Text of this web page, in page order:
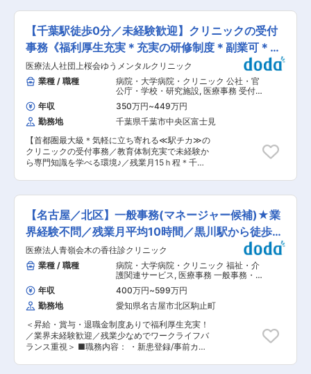
も連携して業務を進めていきます。 ■業務詳細：
・受付／会計業務 ・レセプト作成業務：電子カル
テ(ソフトマックス)から処置処方内容を取り込
み、それを元にレセプトを作成。ほかのスタッフ
とダブルチェック。 ・入院時のオリエンテーショ
ン：入院される患者さんへ、書類の案内や持ち物
の確認などを実施。 ■当法人について： 誠仁会
は1975年の設立以来、泌尿器科と透析医療を通し
て地域医療に貢献してきました。現在の誠仁会は
みはま病院（本院）と3つの分院よりなりますが
すべての施設が電子カルテで結ばれており、施設
間の情報共有により透析導入、通院による維持透
析および入院による合併症への対応が一貫して提
供できる体制になっています。 誠仁会設立当初か
らの理念は、「現時点で、自分たちができる最良
の医療を患者さんに提供し続けてゆく」であり、
ッフを育て、最新の医療技能を磨き、それをささ
える最新の機器を現場に導入し続けております。
また、高齢化も含め日々変わる患者さんの医療ニ
ーズに柔軟に対応、心に寄り添った医療提供をい
たします。 変更の範囲：会社の定める業務
【千葉駅徒歩0分／未経験歓迎】クリニックの受付
事務《福利厚生充実＊充実の研修制度＊副業可＊正
社員》
医療法人社団上桜会ゆうメンタルクリニック
業種 / 職種
病院・大学病院・クリニック 公社・官
公庁・学校・研究施設, 医療事務 受付
一般事務・アシスタント
年収 350万円~449万円
勤務地
千葉県千葉市中央区富士見
【首都圏最大級＊気軽に立ち寄れる≪駅チカ≫の
クリニックの受付事務／教育体制充実で未経験か
ら専門知識を学べる環境♪／残業月15ｈ程＊千葉
をお任せ致します。 ■具体的な仕事内容： ・問
診業務（来院時の患者さまの受付・電話対応・予
約確認、カルテ作成の事務業務など） ・会計業務
（処方箋のお渡し、各種書類の説明、次回の予約
対応など） ・秘書業務（医師のサポート、診察室
にて会話内容の記録など） 年次や年齢に関わら
ず、スタッフ一人ひとりの意見や提案にしっかり
耳を傾けるフラットな社風が根付いています。 ※
社員インタビュー※ https://yusta.net/interview-
staff/ ■充実した研修制度： 最初の1カ月は先輩と
のマンツーマンで仕事を覚えていただきます。 そ
の後は専任教育担当と相談係が2カ月〜1年ほど、
状況に合わせてサポートしますので、あなたのペ
ースに合わせてじっくりと研修を進めていくこと
が可能です。 分からなくなったときに見直せるよ
う、細かい対応方法などはすべてマニュアル化さ
【名古屋／北区】一般事務(マネージャー候補)★業
界経験不問／残業月平均10時間／黒川駅から徒歩5
分
医療法人青嶺会木の香往診クリニック
業種 / 職種
病院・大学病院・クリニック 福祉・介
護関連サービス, 医療事務 一般事務・
アシスタント
年収 400万円~599万円
勤務地
愛知県名古屋市北区駒止町
＜昇給・賞与・退職金制度ありで福利厚生充実！
／業界未経験歓迎／残業少なめでワークライフバ
ランス重視＞ ■職務内容： ・新患登録/事前カル